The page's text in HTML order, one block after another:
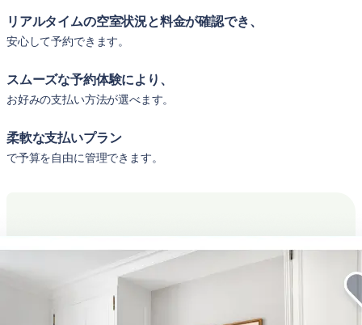
リアルタイムの空室状況と料金が確認でき、
安心して予約できます。
スムーズな予約体験により、
お好みの支払い方法が選べます。
柔軟な支払いプラン
で予算を自由に管理できます。